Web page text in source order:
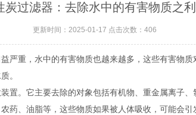
炭过滤器：去除水中的有害物质之
更新时间：2025-01-17 点击次数：406
重，水中的有害物质也越来越多，这些有害物
。
置。它主要去除的对象包括有机物、重金属离子
、油脂等，这些物质如果被人体吸收，可能会引